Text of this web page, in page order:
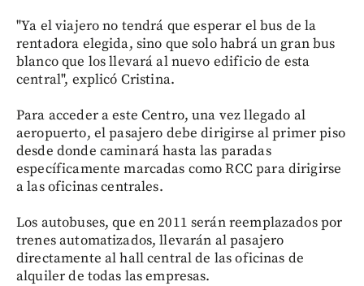
"Ya el viajero no tendrá que esperar el bus de la
rentadora elegida, sino que solo habrá un gran bus
blanco que los llevará al nuevo edificio de esta
central", explicó Cristina.
Para acceder a este Centro, una vez llegado al
aeropuerto, el pasajero debe dirigirse al primer piso
desde donde caminará hasta las paradas
específicamente marcadas como RCC para dirigirse
a las oficinas centrales.
Los autobuses, que en 2011 serán reemplazados por
trenes automatizados, llevarán al pasajero
directamente al hall central de las oficinas de
alquiler de todas las empresas.